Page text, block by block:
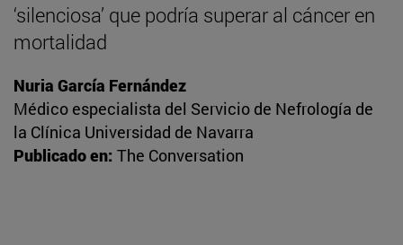
‘silenciosa’ que podría superar al cáncer en
mortalidad
Nuria García Fernández
Médico especialista del Servicio de Nefrología de
la Clínica Universidad de Navarra
Publicado en: The Conversation